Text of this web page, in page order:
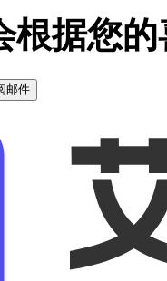
根据您
邮件